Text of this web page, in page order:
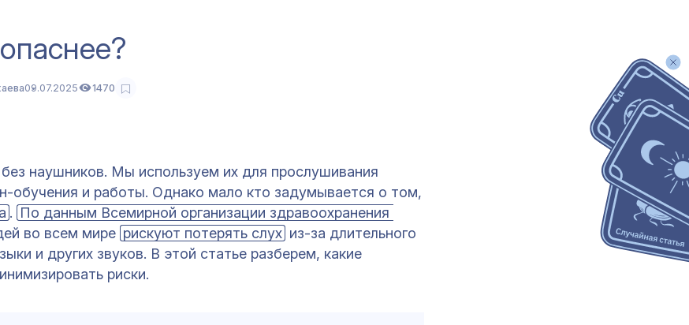
09.07.2025 1470
наушников. Мы используем их для прослушивания
обучения и работы. Однако мало кто задумывается о том,
. По данным Всемирной организации здравоохранения
во всем мире рискуют потерять слух из-за длительного
и других звуков. В этой статье разберем, какие
риски.